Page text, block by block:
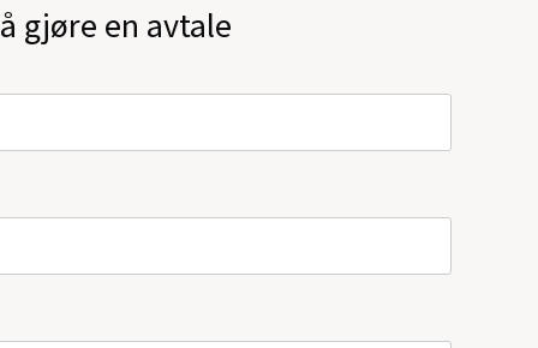
Persen, gjendiktning fra samisk
dikt for barn (gjendiktning sammen
(2015)
gjøre en avtale